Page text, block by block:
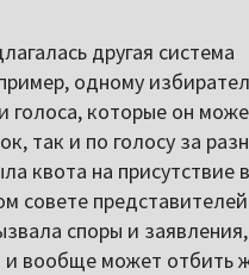
другая система
одному
голоса, которые он
так и по голосу за
квота на присутствие в
совете
споры и
вообще может отбить